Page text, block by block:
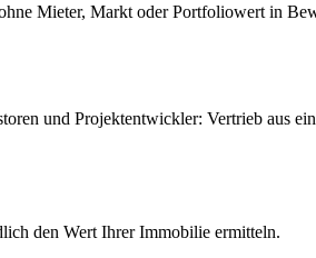
Mieter, Markt oder Portfoliowert in
und Projektentwickler: Vertrieb aus
den Wert Ihrer Immobilie ermitteln.